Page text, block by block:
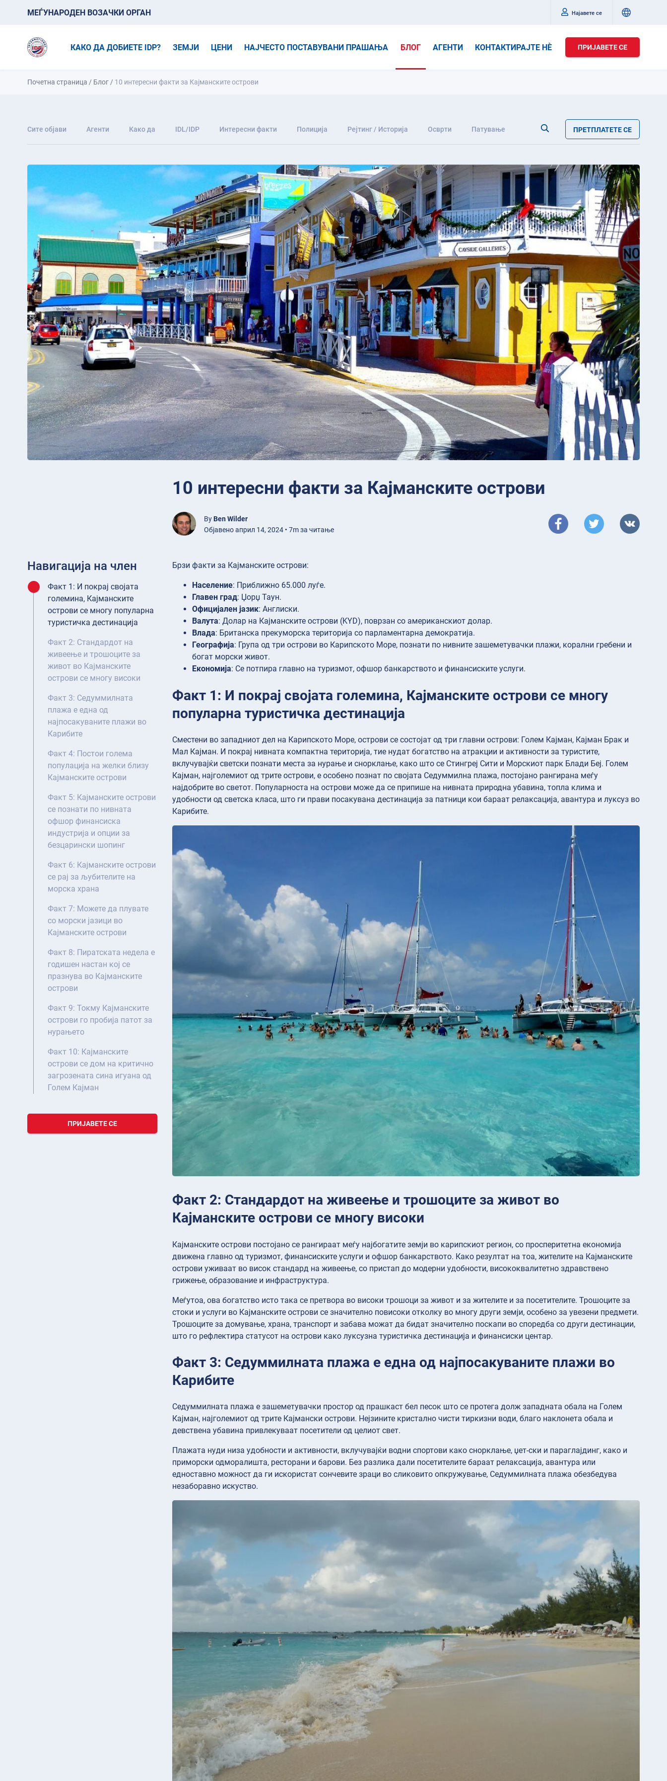
МЕЃУНАРОДЕН ВОЗАЧКИ ОРГАН Најавете се
КАКО ДА ДОБИЕТЕ IDP? ЗЕМЈИ ЦЕНИ НАЈЧЕСТО ПОСТАВУВАНИ ПРАШАЊА БЛОГ АГЕНТИ КОНТАКТИРАЈТЕ НÈ ПРИЈАВЕТЕ СЕ
Почетна страница / Блог / 10 интересни факти за Кајманските острови
Сите објави Агенти Како да IDL/IDP Интересни факти Полиција Рејтинг / Историја Осврти Патување ПРЕТПЛАТЕТЕ СЕ
10 интересни факти за Кајманските острови
By Ben Wilder
Објавено април 14, 2024 • 7m за читање
Навигација на член
Факт 1: И покрај својата
големина, Кајманските
острови се многу популарна
туристичка дестинација
Факт 2: Стандардот на
живеење и трошоците за
живот во Кајманските
острови се многу високи
Факт 3: Седуммилната
плажа е една од
најпосакуваните плажи во
Карибите
Факт 4: Постои голема
популација на желки близу
Кајманските острови
Факт 5: Кајманските острови
се познати по нивната
офшор финансиска
индустрија и опции за
безцарински шопинг
Факт 6: Кајманските острови
се рај за љубителите на
морска храна
Факт 7: Можете да плувате
со морски јазици во
Кајманските острови
Факт 8: Пиратската недела е
годишен настан кој се
празнува во Кајманските
острови
Факт 9: Токму Кајманските
острови го пробија патот за
нурањето
Факт 10: Кајманските
острови се дом на критично
загрозената сина игуана од
Голем Кајман
ПРИЈАВЕТЕ СЕ
Брзи факти за Кајманските острови:
Население: Приближно 65.000 луѓе.
Главен град: Џорџ Таун.
Официјален јазик: Англиски.
Валута: Долар на Кајманските острови (KYD), поврзан со американскиот долар.
Влада: Британска прекуморска територија со парламентарна демократија.
Географија: Група од три острови во Карипското Море, познати по нивните зашеметувачки плажи, корални гребени и
богат морски живот.
Економија: Се потпира главно на туризмот, офшор банкарството и финансиските услуги.
Факт 1: И покрај својата големина, Кајманските острови се многу
популарна туристичка дестинација
Сместени во западниот дел на Карипското Море, острови се состојат од три главни острови: Голем Кајман, Кајман Брак и
Мал Кајман. И покрај нивната компактна територија, тие нудат богатство на атракции и активности за туристите,
вклучувајќи светски познати места за нурање и снорклање, како што се Стингреј Сити и Морскиот парк Блади Беј. Голем
Кајман, најголемиот од трите острови, е особено познат по својата Седуммилна плажа, постојано рангирана меѓу
најдобрите во светот. Популарноста на острови може да се припише на нивната природна убавина, топла клима и
удобности од светска класа, што ги прави посакувана дестинација за патници кои бараат релаксација, авантура и луксуз во
Карибите.
Факт 2: Стандардот на живеење и трошоците за живот во
Кајманските острови се многу високи
Кајманските острови постојано се рангираат меѓу најбогатите земји во карипскиот регион, со просперитетна економија
движена главно од туризмот, финансиските услуги и офшор банкарството. Како резултат на тоа, жителите на Кајманските
острови уживаат во висок стандард на живеење, со пристап до модерни удобности, висококвалитетно здравствено
грижење, образование и инфраструктура.
Меѓутоа, ова богатство исто така се претвора во високи трошоци за живот и за жителите и за посетителите. Трошоците за
стоки и услуги во Кајманските острови се значително повисоки отколку во многу други земји, особено за увезени предмети.
Трошоците за домување, храна, транспорт и забава можат да бидат значително поскапи во споредба со други дестинации,
што го рефлектира статусот на острови како луксузна туристичка дестинација и финансиски центар.
Факт 3: Седуммилната плажа е една од најпосакуваните плажи во
Карибите
Седуммилната плажа е зашеметувачки простор од прашкаст бел песок што се протега долж западната обала на Голем
Кајман, најголемиот од трите Кајмански острови. Нејзините кристално чисти тиркизни води, благо наклонета обала и
девствена убавина привлекуваат посетители од целиот свет.
Плажата нуди низа удобности и активности, вклучувајќи водни спортови како снорклање, џет-ски и параглајдинг, како и
приморски одморалишта, ресторани и барови. Без разлика дали посетителите бараат релаксација, авантура или
едноставно можност да ги искористат сончевите зраци во сликовито опкружување, Седуммилната плажа обезбедува
незаборавно искуство.